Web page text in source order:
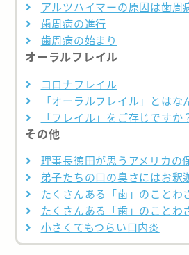
アルツハイマーの原因は歯周
歯周病の進行
歯周病の始まり
オーラルフレイル
コロナフレイル
「オーラルフレイル」とはな
「フレイル」をご存じですか
その他
理事長徳田が思うアメリカの
弟子たちの口の臭さにはお釈
たくさんある「歯」のこと
たくさんある「歯」のことわ
小さくてもつらい口内炎